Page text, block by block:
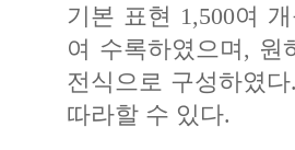
기본 표현 1,500여
여 수록하였으며,
전식으로 구성하였
따라할 수 있다.